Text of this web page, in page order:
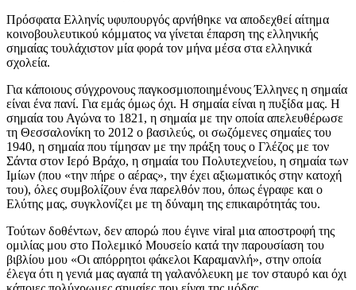
Πρόσφατα Ελληνίς υφυπουργός αρνήθηκε να αποδεχθεί αίτημα
κοινοβουλευτικού κόμματος να γίνεται έπαρση της ελληνικής
σημαίας τουλάχιστον μία φορά τον μήνα μέσα στα ελληνικά
σχολεία.
Για κάποιους σύγχρονους παγκοσμιοποιημένους Έλληνες η σημαία
είναι ένα πανί. Για εμάς όμως όχι. Η σημαία είναι η πυξίδα μας. Η
σημαία του Αγώνα το 1821, η σημαία με την οποία απελευθέρωσε
τη Θεσσαλονίκη το 2012 ο βασιλεύς, οι σωζόμενες σημαίες του
1940, η σημαία που τίμησαν με την πράξη τους ο Γλέζος με τον
Σάντα στον Ιερό Βράχο, η σημαία του Πολυτεχνείου, η σημαία των
Ιμίων (που «την πήρε ο αέρας», την έχει αξιωματικός στην κατοχή
του), όλες συμβολίζουν ένα παρελθόν που, όπως έγραφε και ο
Ελύτης μας, συγκλονίζει με τη δύναμη της επικαιρότητάς του.
Τούτων δοθέντων, δεν απορώ που έγινε viral μια αποστροφή της
ομιλίας μου στο Πολεμικό Μουσείο κατά την παρουσίαση του
βιβλίου μου «Οι απόρρητοι φάκελοι Καραμανλή», στην οποία
έλεγα ότι η γενιά μας αγαπά τη γαλανόλευκη με τον σταυρό και όχι